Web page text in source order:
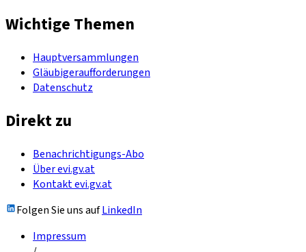
Wichtige Themen
Hauptversammlungen
Gläubigeraufforderungen
Datenschutz
Direkt zu
Benachrichtigungs-Abo
Über evi.gv.at
Kontakt evi.gv.at
Folgen Sie uns aufLinkedIn
Impressum